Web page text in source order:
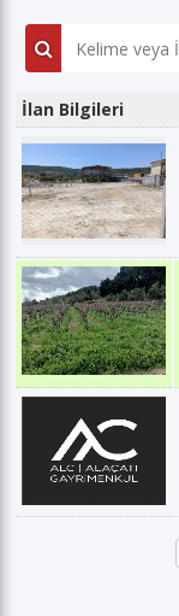
İlan Bilgileri